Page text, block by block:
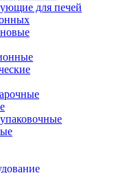
для печей